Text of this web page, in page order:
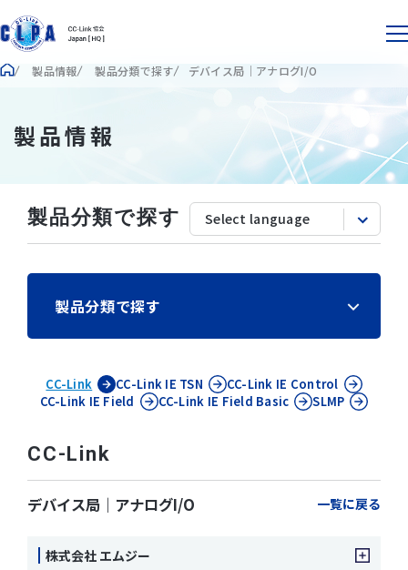
製品情報 製品分類で探す デバイス局｜アナログI/O
製品情報
製品分類で探す
製品分類で探す
CC-Link CC-Link IE TSN CC-Link IE Control
CC-Link IE Field CC-Link IE Field Basic SLMP
CC-Link
デバイス局｜アナログI/O 一覧に戻る
株式会社 エムジー